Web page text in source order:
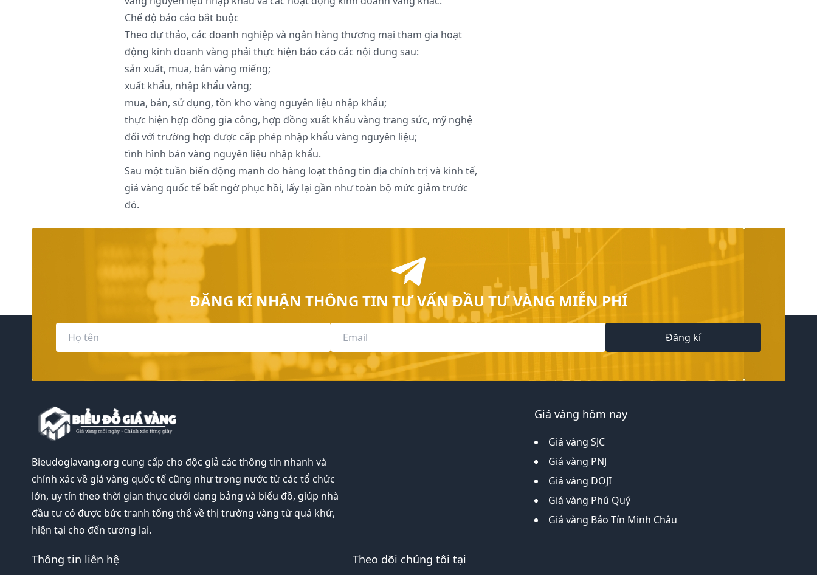
Chế độ báo cáo bắt buộc
Theo dự thảo, các doanh nghiệp và ngân hàng thương mại tham gia hoạt
động kinh doanh vàng phải thực hiện báo cáo các nội dung sau:
sản xuất, mua, bán vàng miếng;
xuất khẩu, nhập khẩu vàng;
mua, bán, sử dụng, tồn kho vàng nguyên liệu nhập khẩu;
thực hiện hợp đồng gia công, hợp đồng xuất khẩu vàng trang sức, mỹ nghệ
đối với trường hợp được cấp phép nhập khẩu vàng nguyên liệu;
tình hình bán vàng nguyên liệu nhập khẩu.
Sau một tuần biến động mạnh do hàng loạt thông tin địa chính trị và kinh tế,
giá vàng quốc tế bất ngờ phục hồi, lấy lại gần như toàn bộ mức giảm trước
đó.
ĐĂNG KÍ NHẬN THÔNG TIN TƯ VẤN ĐẦU TƯ VÀNG MIỄN PHÍ
Đăng kí
Bieudogiavang.org cung cấp cho độc giả các thông tin nhanh và
chính xác về giá vàng quốc tế cũng như trong nước từ các tổ chức
lớn, uy tín theo thời gian thực dưới dạng bảng và biểu đồ, giúp nhà
đầu tư có được bức tranh tổng thể về thị trường vàng từ quá khứ,
hiện tại cho đến tương lai.
Giá vàng hôm nay
Giá vàng SJC
Giá vàng PNJ
Giá vàng DOJI
Giá vàng Phú Quý
Giá vàng Bảo Tín Minh Châu
Thông tin liên hệ Theo dõi chúng tôi tại